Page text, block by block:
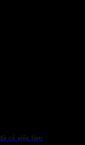
có việc làm